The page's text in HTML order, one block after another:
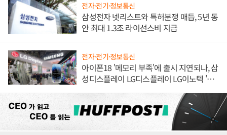
전자·전기·정보통신
삼성전자 넷리스트와 특허분쟁 매듭, 5년 동
안 최대 1.3조 라이선스비 지급
전자·전기·정보통신
아이폰18 '메모리 부족'에 출시 지연되나, 삼
성디스플레이 LG디스플레이 LG이노텍 '탈